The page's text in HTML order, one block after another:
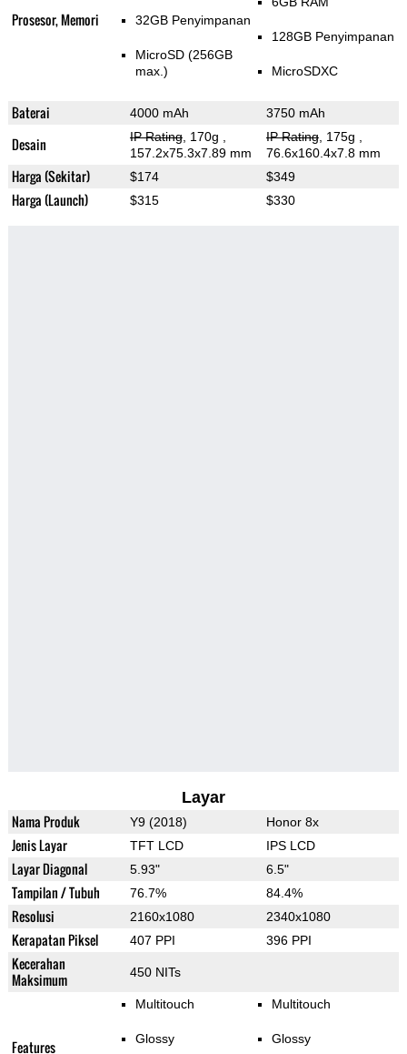
Prosesor, Memori 32GB Penyimpanan
MicroSD (256GB
max.)
128GB Penyimpanan
MicroSDXC
Baterai 4000 mAh 3750 mAh
Desain IP Rating, 170g
157.2x75.3x7.89 mm
IP Rating, 175g
76.6x160.4x7.8 mm
Harga (Sekitar) $174 $349
Harga (Launch) $315 $330
Layar
Nama Produk Y9 (2018) Honor 8x
Jenis Layar TFT LCD IPS LCD
Layar Diagonal 5.93" 6.5"
Tampilan / Tubuh 76.7% 84.4%
Resolusi 2160x1080 2340x1080
Kerapatan Piksel 407 PPI 396 PPI
Kecerahan
Maksimum
450 NITs
Features
Multitouch
Glossy
Multitouch
Glossy